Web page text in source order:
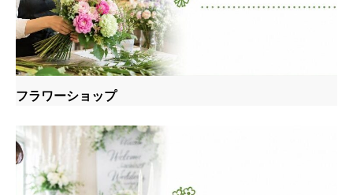
フラワーショップ